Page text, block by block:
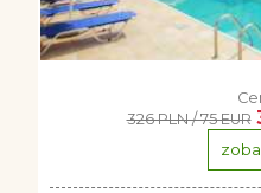
326 PLN / 75 EUR